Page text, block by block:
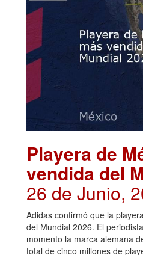
Playera de
vendida del
26 de Junio,
Adidas confirmó que la
del Mundial 2026. El
momento la marca alemana
total de cinco millones de